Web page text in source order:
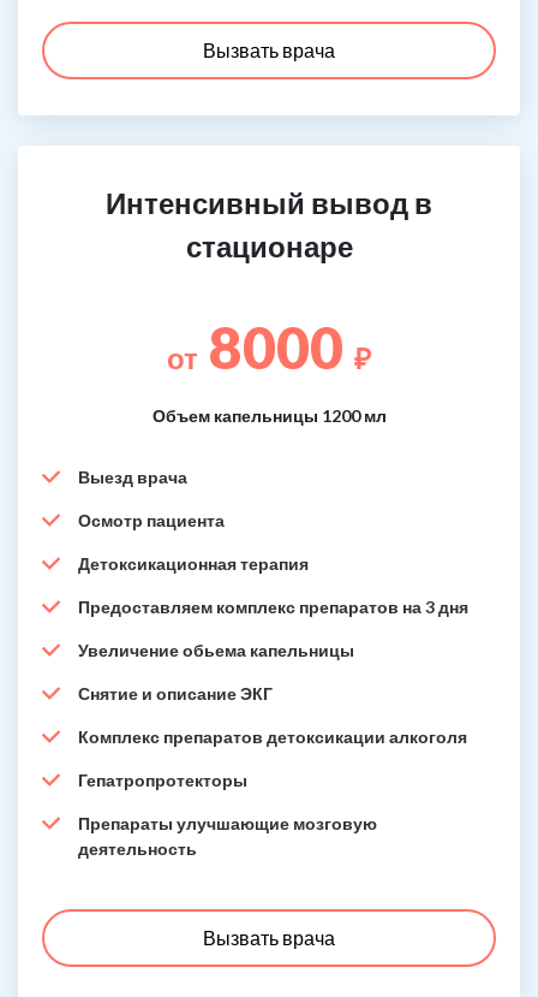
Вызвать врача
Интенсивный вывод в
стационаре
от 8000 ₽
Объем капельницы 1200 мл
Выезд врача
Осмотр пациента
Детоксикационная терапия
Предоставляем комплекс препаратов на 3 дня
Увеличение обьема капельницы
Снятие и описание ЭКГ
Комплекс препаратов детоксикации алкоголя
Гепатропротекторы
Препараты улучшающие мозговую
деятельность
Вызвать врача